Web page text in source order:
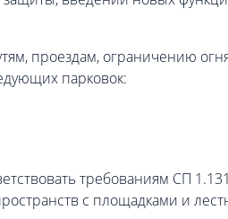
проездам, ограничению
парковок:
требованиям СП
с площадками и